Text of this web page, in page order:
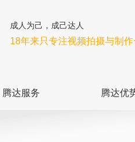
成人为己，成己达人
18年来只专注视频拍摄与制
腾达服务 腾达优